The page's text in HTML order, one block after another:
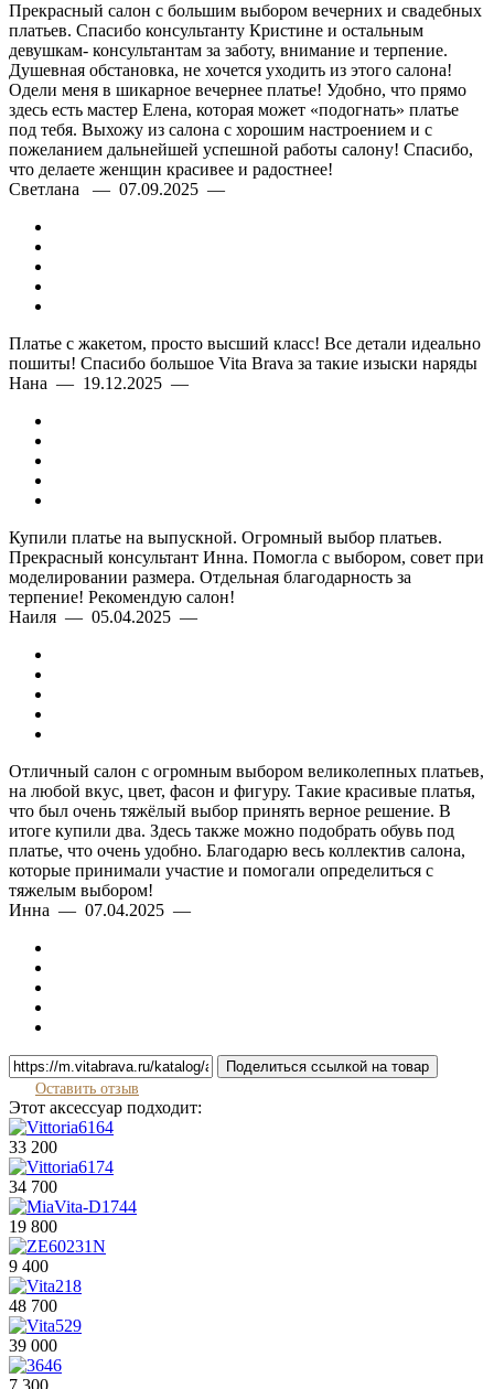
Прекрасный салон с большим выбором вечерних и свадебных
платьев. Спасибо консультанту Кристине и остальным
девушкам- консультантам за заботу, внимание и терпение.
Душевная обстановка, не хочется уходить из этого салона!
Одели меня в шикарное вечернее платье! Удобно, что прямо
здесь есть мастер Елена, которая может «подогнать» платье
под тебя. Выхожу из салона с хорошим настроением и с
пожеланием дальнейшей успешной работы салону! Спасибо,
что делаете женщин красивее и радостнее!
Светлана — 07.09.2025 —
Платье с жакетом, просто высший класс! Все детали идеально
пошиты! Спасибо большое Vita Brava за такие изыски наряды
Нана — 19.12.2025 —
Купили платье на выпускной. Огромный выбор платьев.
Прекрасный консультант Инна. Помогла с выбором, совет при
моделировании размера. Отдельная благодарность за
терпение! Рекомендую салон!
Наиля — 05.04.2025 —
Отличный салон с огромным выбором великолепных платьев,
на любой вкус, цвет, фасон и фигуру. Такие красивые платья,
что был очень тяжёлый выбор принять верное решение. В
итоге купили два. Здесь также можно подобрать обувь под
платье, что очень удобно. Благодарю весь коллектив салона,
которые принимали участие и помогали определиться с
тяжелым выбором!
Инна — 07.04.2025 —
Поделиться ссылкой на товар
Оставить отзыв
Этот аксессуар подходит:
33 200
34 700
19 800
9 400
48 700
39 000
7 300